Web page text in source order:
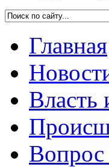
Главная
Власть
Вопрос